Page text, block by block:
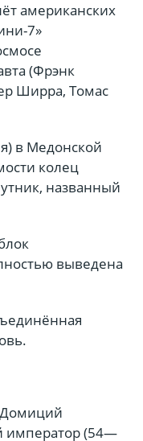
американских
7»
(Фрэнк
Ширра, Томас
в Медонской
колец
названный
выведена
император (54—